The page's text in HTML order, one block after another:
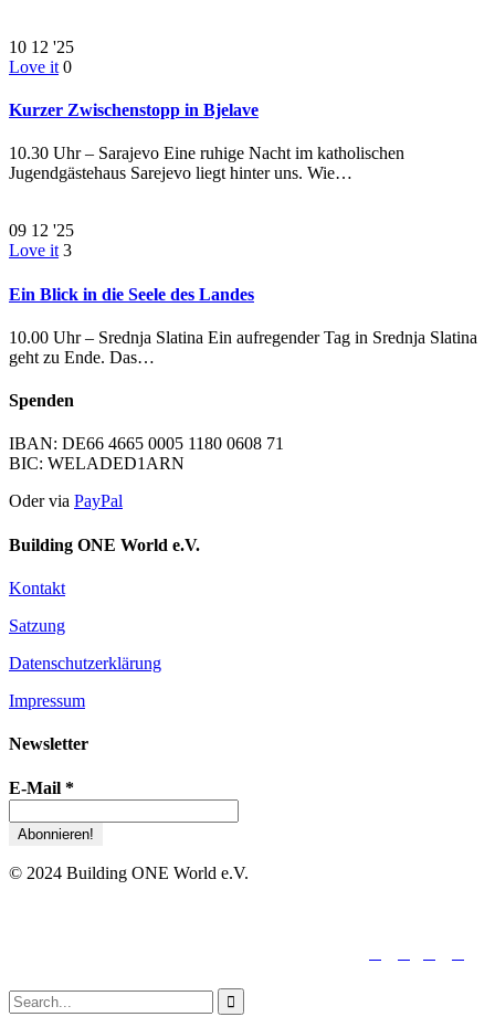
10 12 '25
Love it 0
Kurzer Zwischenstopp in Bjelave
10.30 Uhr – Sarajevo Eine ruhige Nacht im katholischen
Jugendgästehaus Sarejevo liegt hinter uns. Wie…
09 12 '25
Love it 3
Ein Blick in die Seele des Landes
10.00 Uhr – Srednja Slatina Ein aufregender Tag in Srednja Slatina
geht zu Ende. Das…
Spenden
IBAN: DE66 4665 0005 1180 0608 71
BIC: WELADED1ARN
Oder via PayPal
Building ONE World e.V.
Kontakt
Satzung
Datenschutzerklärung
Impressum
Newsletter
E-Mail *
© 2024 Building ONE World e.V.
